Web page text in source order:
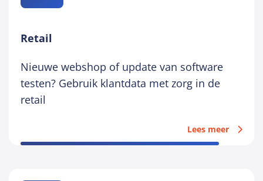
Retail
Nieuwe webshop of update van software
testen? Gebruik klantdata met zorg in de
retail
Lees meer